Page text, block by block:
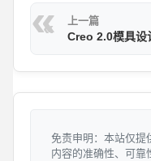
上一篇
Creo 2.0模具设
免责申明：本站仅提
内容的准确性、可靠